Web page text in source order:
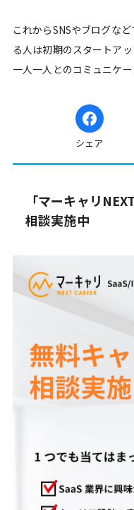
これからSNSやブログな
る人は初期のスタートア
一人一人とのコミュニケ
シェア
「マーキャリ
相談実施中